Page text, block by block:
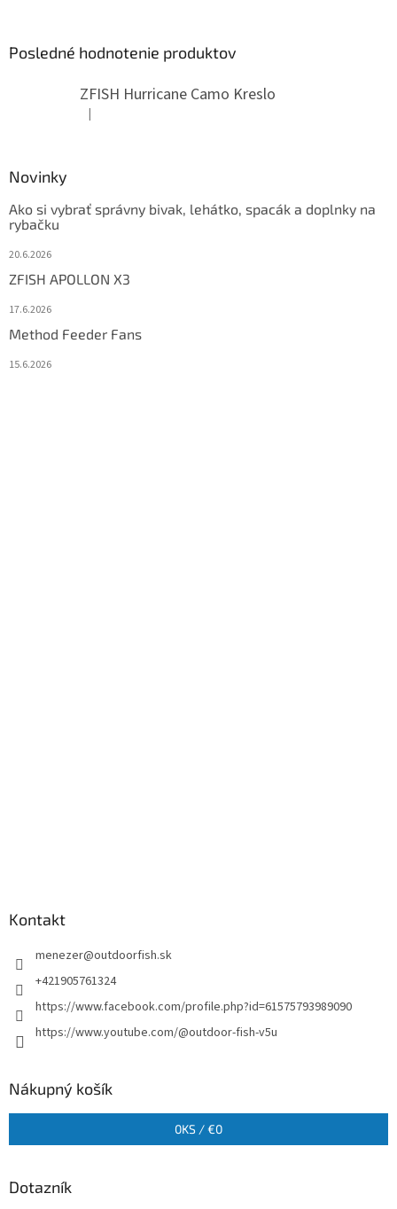
Posledné hodnotenie produktov
ZFISH Hurricane Camo Kreslo
Hodnotenie produktu je 5 z 5 hviezdičiek.
|
Novinky
Ako si vybrať správny bivak, lehátko, spacák a doplnky na
rybačku
20.6.2026
ZFISH APOLLON X3
17.6.2026
Method Feeder Fans
15.6.2026
Kontakt
menezer@outdoorfish.sk
+421905761324
https://www.facebook.com/profile.php?id=61575793989090
https://www.youtube.com/@outdoor-fish-v5u
Nákupný košík
0KS /€0
Dotazník